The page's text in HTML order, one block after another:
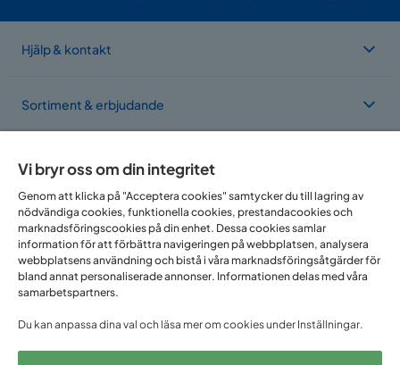
Hjälp & kontakt
Sortiment & erbjudande
Om Trademax
Vi finns i flera länder
Vi bryr oss om din integritet
Genom att klicka på "Acceptera cookies" samtycker du till lagring av
nödvändiga cookies, funktionella cookies, prestandacookies och
marknadsföringscookies på din enhet. Dessa cookies samlar
information för att förbättra navigeringen på webbplatsen, analysera
webbplatsens användning och bistå i våra marknadsföringsåtgärder för
bland annat personaliserade annonser. Informationen delas med våra
samarbetspartners.
Du kan anpassa dina val och läsa mer om cookies under Inställningar.